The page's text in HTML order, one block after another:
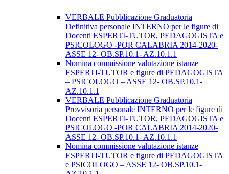
VERBALE Pubblicazione Graduatoria
Definitiva personale INTERNO per le figure di
Docenti ESPERTI-TUTOR, PEDAGOGISTA e
PSICOLOGO -POR CALABRIA 2014-2020-
ASSE 12- OB.SP.10.1- AZ.10.1.1
Nomina commissione valutazione istanze
ESPERTI-TUTOR e figure di PEDAGOGISTA
– PSICOLOGO – ASSE 12- OB.SP.10.1-
AZ.10.1.1
VERBALE Pubblicazione Graduatoria
Provvisoria personale INTERNO per le figure di
Docenti ESPERTI-TUTOR, PEDAGOGISTA e
PSICOLOGO -POR CALABRIA 2014-2020-
ASSE 12- OB.SP.10.1- AZ.10.1.1
Nomina commissione valutazione istanze
ESPERTI-TUTOR e figure di PEDAGOGISTA
e PSICOLOGO – ASSE 12- OB.SP.10.1-